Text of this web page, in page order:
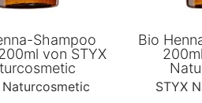
Shampoo
von STYX
Naturcosmetic
Bio
STYX